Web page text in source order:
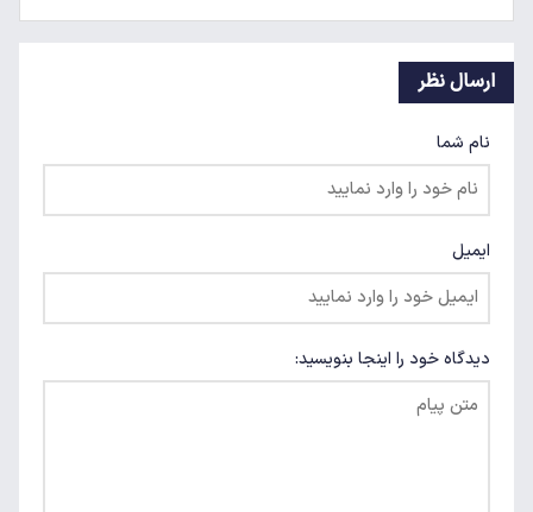
ارسال نظر
نام شما
ایمیل
دیدگاه خود را اینجا بنویسید: